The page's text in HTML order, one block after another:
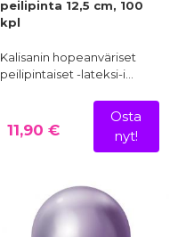
peilipinta 12,5 cm, 100
kpl
Kalisanin hopeanväriset
peilipintaiset -lateksi-i…
11,90 €
Osta
nyt!